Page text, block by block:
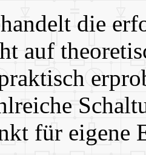
die
auf
für eigene